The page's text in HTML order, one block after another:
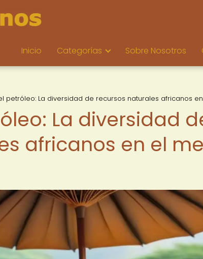
Inicio Categorías Sobre Nosotros
petróleo: La diversidad de recursos naturales africanos
La diversidad
africanos en el